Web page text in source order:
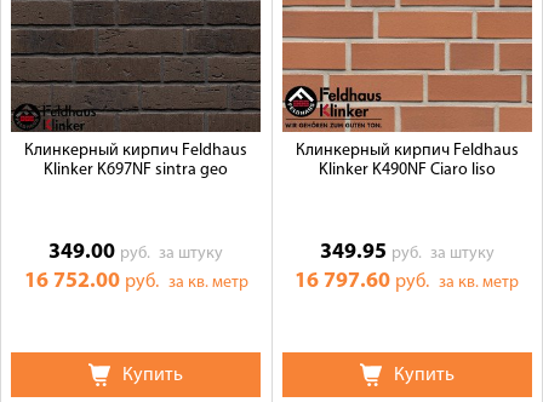
Клинкерный кирпич Feldhaus
Klinker K697NF sintra geo
349.00 руб.за штуку
16 752.00 руб. за кв. метр
Купить
Клинкерный кирпич Feldhaus
Klinker K490NF Ciaro liso
349.95 руб. за штуку
16 797.60 руб.за кв. метр
Купить